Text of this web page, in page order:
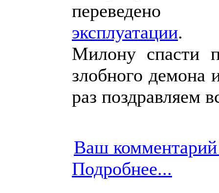
эксплуатации.
Милону спасти
злобного демона
раз поздравляем
Ваш
Подробнее...